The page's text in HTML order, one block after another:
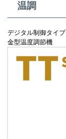
温調
デジタル制御タイプ
金型温度調節機